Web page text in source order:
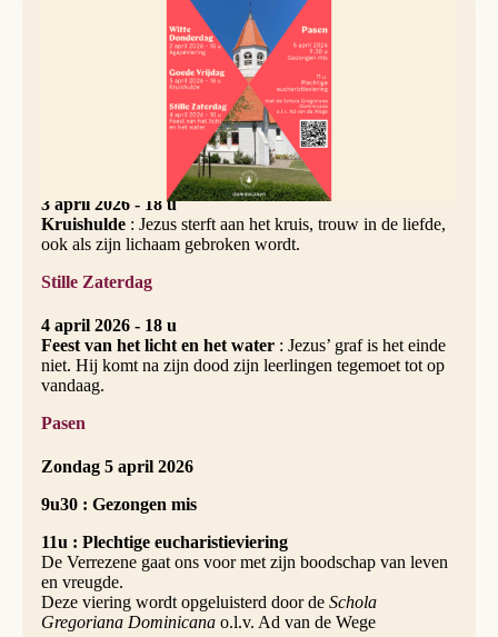
: Samen aan een tafel van dankbaarheid om
Jezus' levenstestament.
3 april 2026 - 18 u
Kruishulde: Jezus sterft aan het kruis, trouw in de liefde,
ook als zijn lichaam gebroken wordt.
Stille Zaterdag
4 april 2026 - 18 u
Feest van het licht en het water: Jezus’ graf is het einde
niet. Hij komt na zijn dood zijn leerlingen tegemoet tot op
vandaag.
Pasen
Zondag 5 april 2026
9u30 : Gezongen mis
11u : Plechtige eucharistieviering
De Verrezene gaat ons voor met zijn boodschap van leven
en vreugde.
Deze viering wordt opgeluisterd door de Schola
Gregoriana Dominicanao.l.v. Ad van de Wege